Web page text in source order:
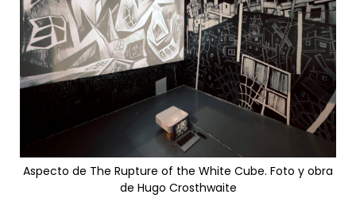
Aspecto de The Rupture of the White Cube. Foto y obra
de Hugo Crosthwaite